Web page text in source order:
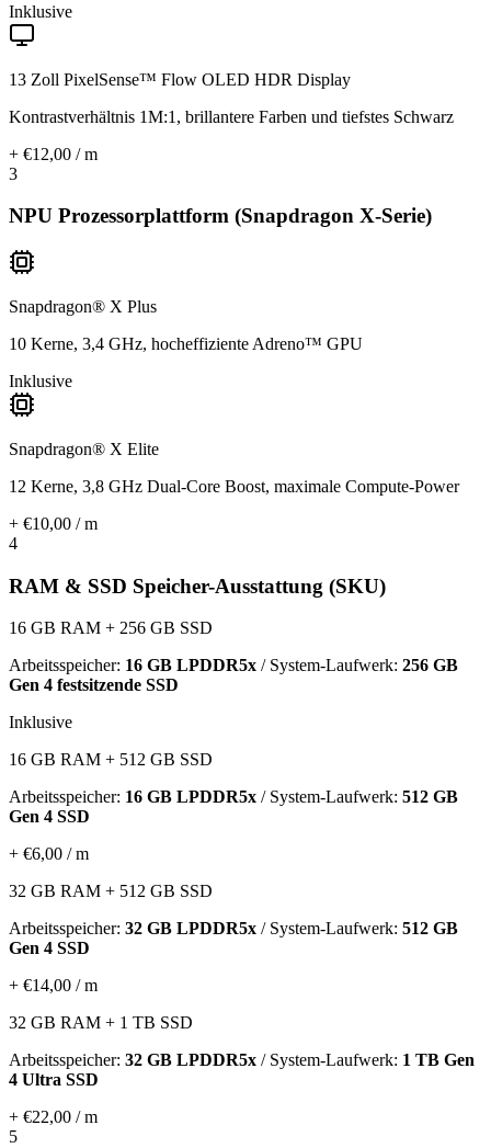
Inklusive
13 Zoll PixelSense™ Flow OLED HDR Display
Kontrastverhältnis 1M:1, brillantere Farben und tiefstes Schwarz
+ €12,00 / m
3
NPU Prozessorplattform (Snapdragon X-Serie)
Snapdragon® X Plus
10 Kerne, 3,4 GHz, hocheffiziente Adreno™ GPU
Inklusive
Snapdragon® X Elite
12 Kerne, 3,8 GHz Dual-Core Boost, maximale Compute-Power
+ €10,00 / m
4
RAM & SSD Speicher-Ausstattung (SKU)
16 GB RAM + 256 GB SSD
Arbeitsspeicher: 16 GB LPDDR5x / System-Laufwerk: 256 GB
Gen 4 festsitzende SSD
Inklusive
16 GB RAM + 512 GB SSD
Arbeitsspeicher: 16 GB LPDDR5x / System-Laufwerk: 512 GB
Gen 4 SSD
+ €6,00 / m
32 GB RAM + 512 GB SSD
Arbeitsspeicher: 32 GB LPDDR5x / System-Laufwerk: 512 GB
Gen 4 SSD
+ €14,00 / m
32 GB RAM + 1 TB SSD
Arbeitsspeicher: 32 GB LPDDR5x / System-Laufwerk: 1 TB Gen
4 Ultra SSD
+ €22,00 / m
5